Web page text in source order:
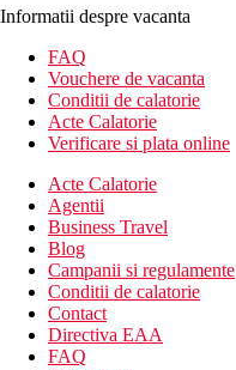
Informatii despre vacanta
FAQ
Vouchere de vacanta
Conditii de calatorie
Acte Calatorie
Verificare si plata online
Acte Calatorie
Agentii
Business Travel
Blog
Campanii si regulamente
Conditii de calatorie
Contact
Directiva EAA
FAQ